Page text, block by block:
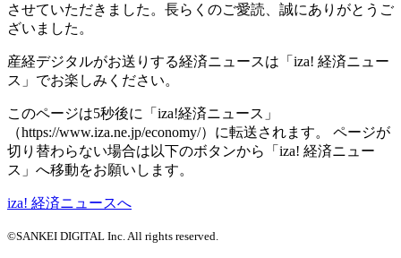
させていただきました。長らくのご愛読、誠にありがとうご
ざいました。
産経デジタルがお送りする経済ニュースは「iza! 経済ニュー
ス」でお楽しみください。
このページは5秒後に「iza!経済ニュース」
（https://www.iza.ne.jp/economy/）に転送されます。 ページが
切り替わらない場合は以下のボタンから「iza! 経済ニュー
ス」へ移動をお願いします。
iza! 経済ニュースへ
©SANKEI DIGITAL Inc. All rights reserved.